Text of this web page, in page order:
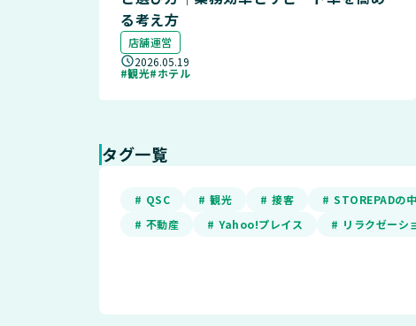
る考え方
店舗運営
2026.05.19
#観光#ホテル
タグ一覧
# QSC # 観光 # 接客 # STOREPADの
# 不動産
# Yahoo!プレイス # リラクゼーシ